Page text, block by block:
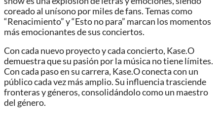
coreado al unísono por miles de fans. Temas como
“Renacimiento” y “Esto no para” marcan los momentos
más emocionantes de sus conciertos.
Con cada nuevo proyecto y cada concierto, Kase.O
demuestra que su pasión por la música no tiene límites.
Con cada paso en su carrera, Kase.O conecta con un
público cada vez más amplio. Su influencia trasciende
fronteras y géneros, consolidándolo como un maestro
del género.